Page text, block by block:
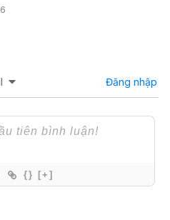
Đăng nhập
{} [+]